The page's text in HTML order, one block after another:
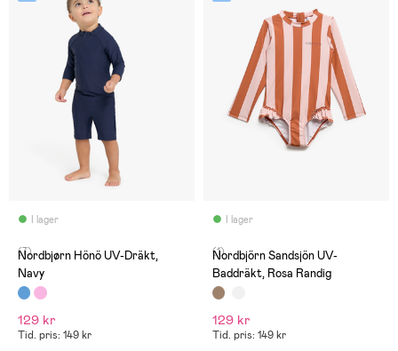
I lager
(7)
Nordbjørn Hönö UV-Dräkt,
Navy
129 kr
Tid. pris: 149 kr
I lager
(1)
Nordbjörn Sandsjön UV-
Baddräkt, Rosa Randig
129 kr
Tid. pris: 149 kr